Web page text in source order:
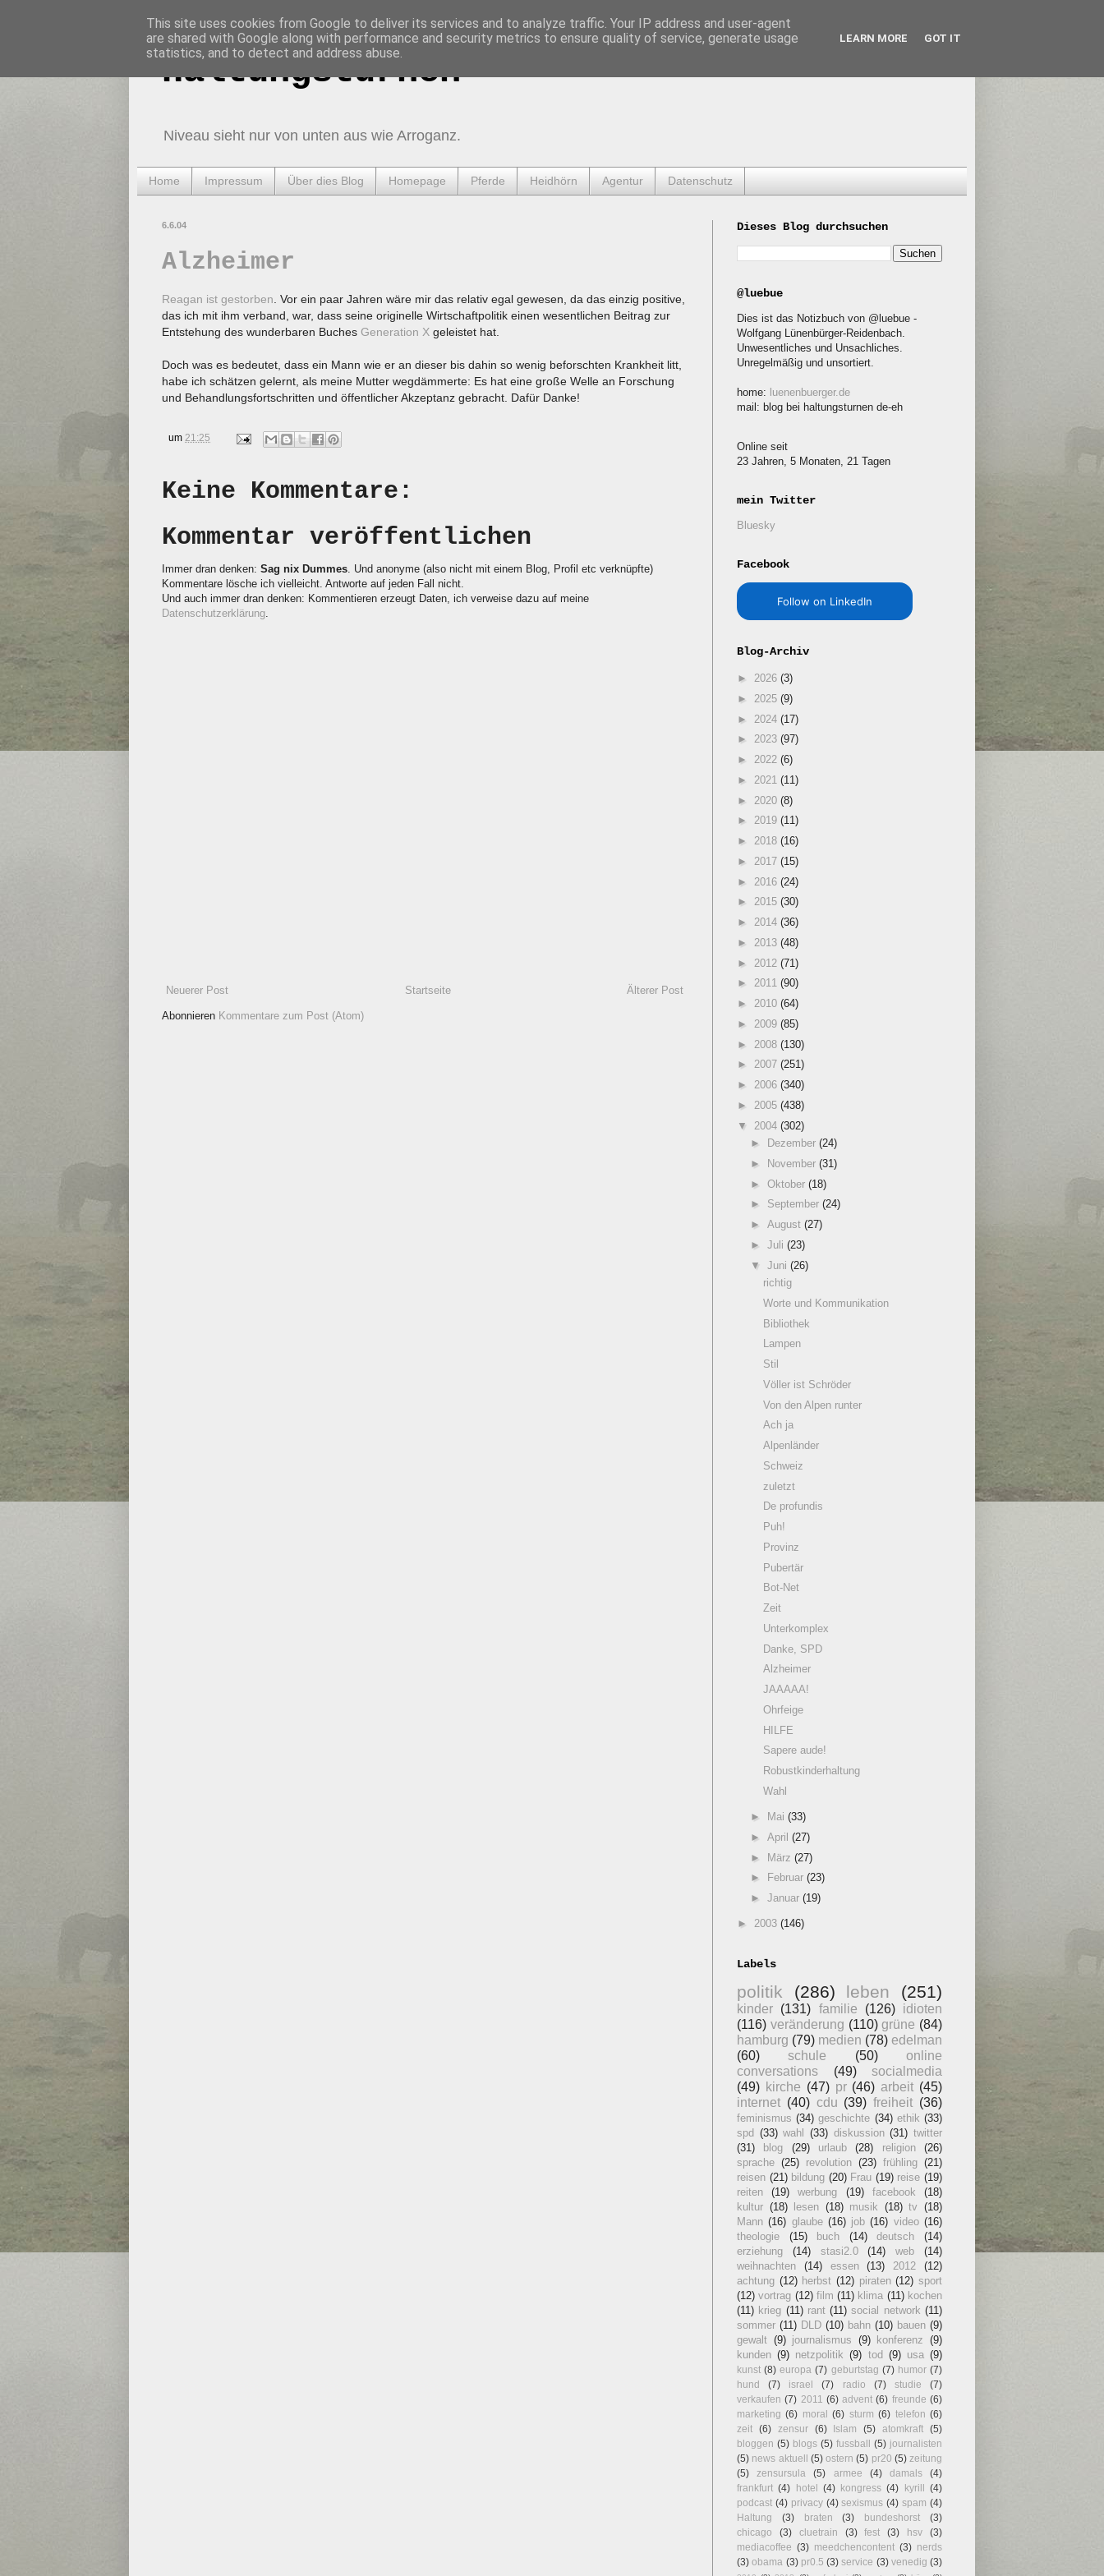
Haltungsturnen
Niveau sieht nur von unten aus wie Arroganz.
Home Impressum Über dies Blog Homepage Pferde Heidhörn Agentur Datenschutz
6.6.04
Alzheimer
Reagan ist gestorben . Vor ein paar Jahren wäre mir das relativ egal gewesen, da das einzig positive,
das ich mit ihm verband, war, dass seine originelle Wirtschaftpolitik einen wesentlichen Beitrag zur
Entstehung des wunderbaren Buches Generation X geleistet hat.
Doch was es bedeutet, dass ein Mann wie er an dieser bis dahin so wenig beforschten Krankheit litt,
habe ich schätzen gelernt, als meine Mutter wegdämmerte: Es hat eine große Welle an Forschung
und Behandlungsfortschritten und öffentlicher Akzeptanz gebracht. Dafür Danke!
um 21:25
Keine Kommentare:
Kommentar veröffentlichen
Immer dran denken: Sag nix Dummes. Und anonyme (also nicht mit einem Blog, Profil etc verknüpfte)
Kommentare lösche ich vielleicht. Antworte auf jeden Fall nicht.
Und auch immer dran denken: Kommentieren erzeugt Daten, ich verweise dazu auf meine
Datenschutzerklärung.
Neuerer Post Älterer Post
Startseite
Abonnieren Kommentare zum Post (Atom)
Dieses Blog durchsuchen
@luebue
Dies ist das Notizbuch von @luebue -
Wolfgang Lünenbürger-Reidenbach.
Unwesentliches und Unsachliches.
Unregelmäßig und unsortiert.
home: luenenbuerger.de
mail: blog bei haltungsturnen de-eh
Online seit
23 Jahren, 5 Monaten, 21 Tagen
mein Twitter
Bluesky
Facebook
Follow on LinkedIn
Blog-Archiv
► 2026 (3)
► 2025 (9)
► 2024 (17)
► 2023 (97)
► 2022 (6)
► 2021 (11)
► 2020 (8)
► 2019 (11)
► 2018 (16)
► 2017 (15)
► 2016 (24)
► 2015 (30)
► 2014 (36)
► 2013 (48)
► 2012 (71)
► 2011 (90)
► 2010 (64)
► 2009 (85)
► 2008 (130)
► 2007 (251)
► 2006 (340)
► 2005 (438)
▼ 2004 (302)
►
Dezember (24)
►
November (31)
► Oktober (18)
► September (24)
► August (27)
► Juli (23)
▼ Juni (26)
richtig
Worte und Kommunikation
Bibliothek
Lampen
Stil
Völler ist Schröder
Von den Alpen runter
Ach ja
Alpenländer
Schweiz
zuletzt
De profundis
Puh!
Provinz
Pubertär
Bot-Net
Zeit
Unterkomplex
Danke, SPD
Alzheimer
JAAAAA!
Ohrfeige
HILFE
Sapere aude!
Robustkinderhaltung
Wahl
► Mai (33)
► April (27)
► März (27)
►
Februar (23)
► Januar (19)
► 2003 (146)
Labels
politik (286) leben (251)
kinder (131) familie (126)
idioten
(116) veränderung (110) grüne (84)
hamburg (79) medien (78) edelman
(60)
schule (50)
online
conversations
(49)
socialmedia
(49) kirche (47) pr (46) arbeit (45)
internet (40) cdu (39) freiheit (36)
feminismus (34) geschichte (34) ethik (33)
spd (33) wahl (33) diskussion (31) twitter
(31)
blog (29) urlaub (28) religion
(26)
sprache (25) revolution (23) frühling (21)
reisen (21) bildung (20) Frau (19) reise (19)
reiten
(19) werbung (19) facebook
(18)
kultur (18) lesen (18) musik (18) tv
(18)
Mann (16) glaube (16) job (16) video (16)
theologie
(15) buch (14) deutsch
(14)
erziehung
(14) stasi2.0 (14) web
(14)
weihnachten
(14) essen (13) 2012
(12)
achtung (12) herbst (12) piraten (12) sport
(12) vortrag (12) film (11) klima (11) kochen
(11) krieg (11) rant (11) social network (11)
sommer (11) DLD (10) bahn (10) bauen (9)
gewalt (9) journalismus (9) konferenz
(9)
kunden (9) netzpolitik (9) tod (9) usa (9)
kunst (8) europa (7) geburtstag (7) humor (7)
hund
(7) israel (7) radio (7) studie
(7)
verkaufen (7) 2011 (6) advent (6) freunde (6)
marketing (6) moral (6) sturm (6) telefon (6)
zeit
(6) zensur (6) Islam (5) atomkraft
(5)
bloggen (5) blogs (5) fussball (5) journalisten
(5) news aktuell (5) ostern (5) pr20 (5) zeitung
(5)
zensursula (5) armee (4) damals
(4)
frankfurt (4) hotel (4) kongress (4) kyrill (4)
podcast (4) privacy (4) sexismus (4) spam (4)
Haltung
(3) braten (3) bundeshorst
(3)
chicago
(3) cluetrain (3) fest (3) hsv
(3)
mediacoffee (3) meedchencontent (3) nerds
(3) obama (3) pr0.5 (3) service (3) venedig (3)
This site uses cookies from Google to deliver its services and to analyze traffic. Your IP address and user-agent
are shared with Google along with performance and security metrics to ensure quality of service, generate usage
statistics, and to detect and address abuse.
LEARN MORE GOT IT